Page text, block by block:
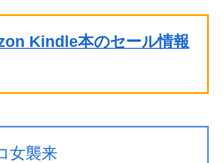
Kindle本のセール情報
女襲来